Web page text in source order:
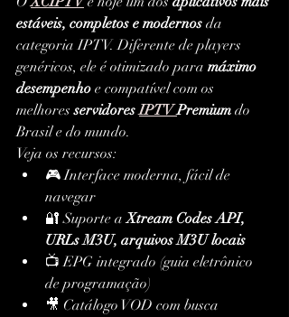
estáveis, completos e modernos da
categoria IPTV. Diferente de players
genéricos, ele é otimizado para máximo
desempenho e compatível com os
melhores servidores IPTV Premium do
Brasil e do mundo.
Veja os recursos:
🎮 Interface moderna, fácil de
navegar
🔐 Suporte a Xtream Codes API,
URLs M3U, arquivos M3U locais
📺 EPG integrado (guia eletrônico
de programação)
🎥 Catálogo VOD com busca